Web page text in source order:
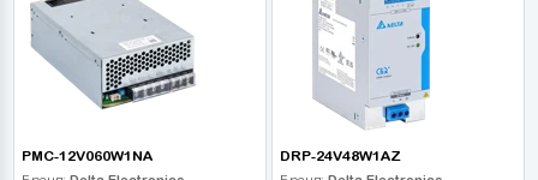
PMC-12V060W1NA DRP-24V48W1AZ